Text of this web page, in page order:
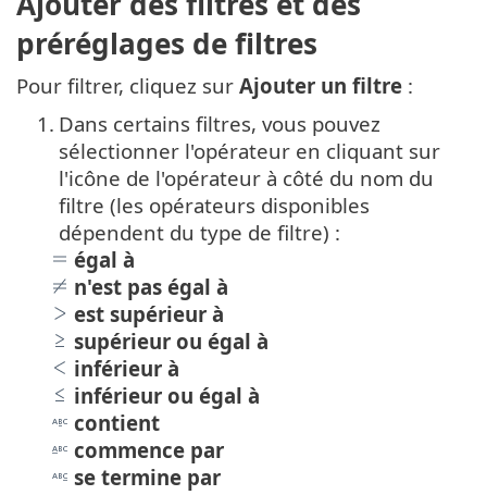
préréglages de filtres
Pour filtrer, cliquez sur Ajouter un filtre :
1. Dans certains filtres, vous pouvez
sélectionner l'opérateur en cliquant sur
l'icône de l'opérateur à côté du nom du
filtre (les opérateurs disponibles
dépendent du type de filtre) :
égal à
n'est pas égal à
est supérieur à
supérieur ou égal à
inférieur à
inférieur ou égal à
contient
commence par
se termine par